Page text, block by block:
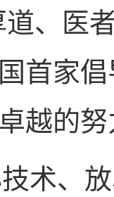
、医
首家
越的
术、